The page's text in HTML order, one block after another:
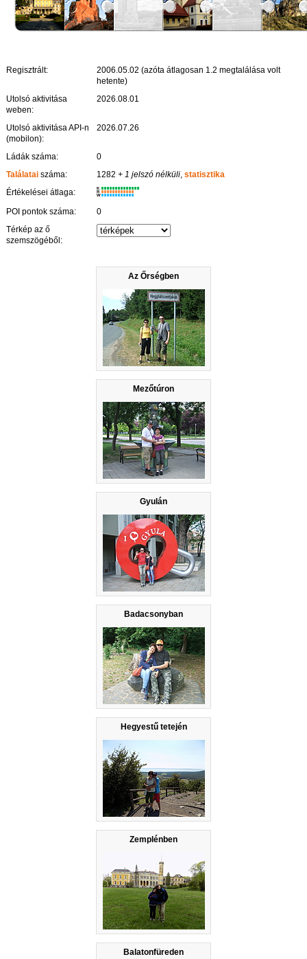
Az Őrségben
Mezőtúron
Gyulán
Badacsonyban
Hegyestű tetején
Zemplénben
Balatonfüreden
Regisztrált:
2006.05.02 (azóta átlagosan 1.2 megtalálása volt
hetente)
Utolsó aktivitása
weben:
2026.08.01
Utolsó aktivitása API-n
(mobilon):
2026.07.26
Ládák száma:
0
Találatai száma: 1282 + 1 jelszó nélküli,statisztika
Értékelései átlaga:
K
R
W
POI pontok száma:
0
Térkép az ő
szemszögéből: